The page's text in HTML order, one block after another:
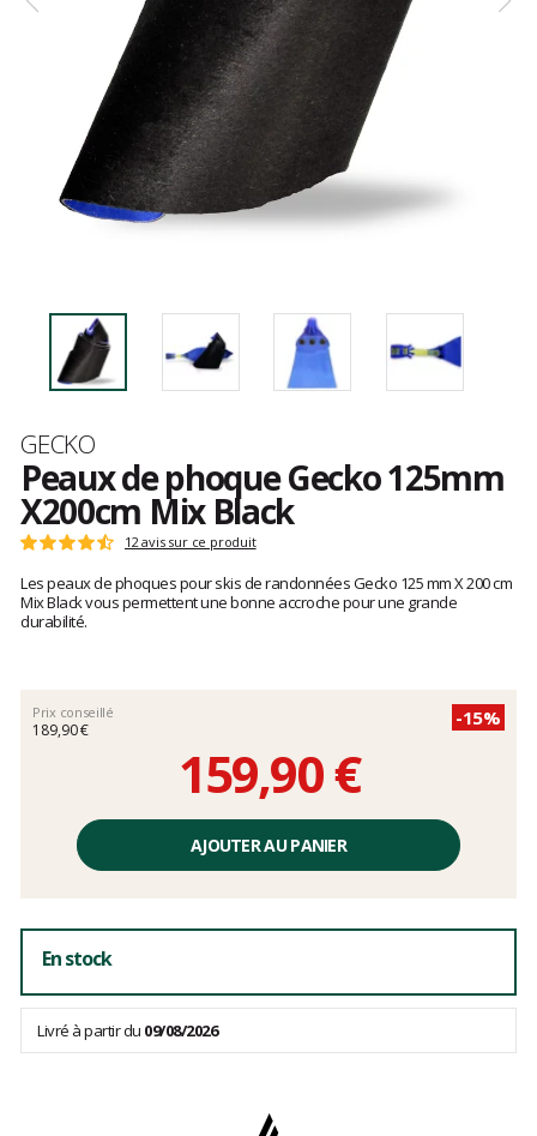
Marque
GECKO
Peaux de phoque Gecko 125mm
X200cm Mix Black
Les
clients
Note
:
4.5
sur
12 avis sur ce produit
Les peaux de phoques pour skis de randonnées Gecko 125 mm X 200 cm
Mix Black vous permettent une bonne accroche pour une grande
durabilité.
Prix conseillé
189,90 €
-15%
159,90 €
unitaire,
AJOUTER AU PANIER
En stock
Livré à partir du 09/08/2026